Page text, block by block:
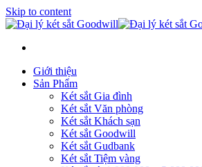
Skip to content
Giới thiệu
Sản Phẩm
Két sắt Gia đình
Két sắt Văn phòng
Két sắt Khách sạn
Két sắt Goodwill
Két sắt Gudbank
Két sắt Tiệm vàng